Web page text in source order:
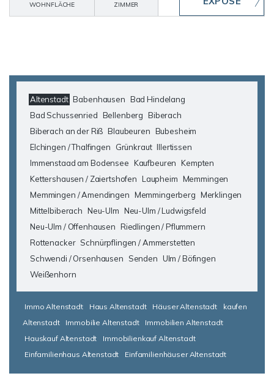
WOHNFLÄCHE
ZIMMER
Altenstadt Babenhausen Bad Hindelang
Bad Schussenried Bellenberg Biberach
Biberach an der Riß Blaubeuren Bubesheim
Elchingen / Thalfingen
Grünkraut Illertissen
Immenstaad am Bodensee Kaufbeuren Kempten
Kettershausen / Zaiertshofen Laupheim Memmingen
Memmingen / Amendingen Memmingerberg Merklingen
Mittelbiberach Neu-Ulm Neu-Ulm / Ludwigsfeld
Neu-Ulm / Offenhausen Riedlingen / Pflummern
Rottenacker Schnürpflingen / Ammerstetten
Schwendi / Orsenhausen
Senden Ulm / Böfingen
Weißenhorn
Immo Altenstadt Haus Altenstadt Häuser Altenstadt
kaufen
Altenstadt
Immobilie Altenstadt
Immobilien Altenstadt
Hauskauf Altenstadt
Immobilienkauf Altenstadt
Einfamilienhaus Altenstadt
Einfamilienhäuser Altenstadt